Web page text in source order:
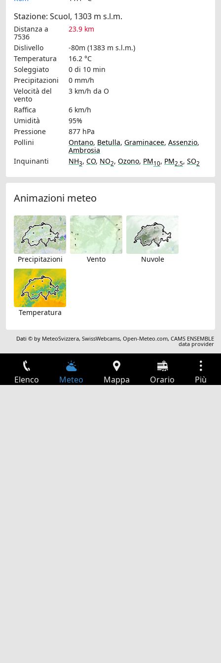
Stazione: Scuol, 1303 m s.l.m.
Distanza a
7536
23.9 km
Dislivello
-80m (1383 m s.l.m.)
Temperatura
16.2 °C
Soleggiato
0 di 10 min
Precipitazioni
0 mm/h
Velocità del
vento
3 km/h da O
Raffica
6 km/h
Umidità
95%
Pressione
877 hPa
Pollini
Ontano, Betulla, Graminacee, Assenzio,
Ambrosia
Inquinanti
NH3, CO, NO2, Ozono, PM10, PM2.5, SO2
Animazioni meteo
Precipitazioni Vento Nuvole
Temperatura
Dati © by MeteoSvizzera,SwissWebcams,Open-Meteo.com,CAMS ENSEMBLE
data provider
Elenco Meteo Mappa Orario Più